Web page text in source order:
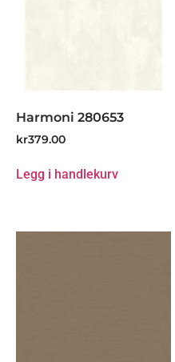
Harmoni 280653
kr379.00
Legg i handlekurv